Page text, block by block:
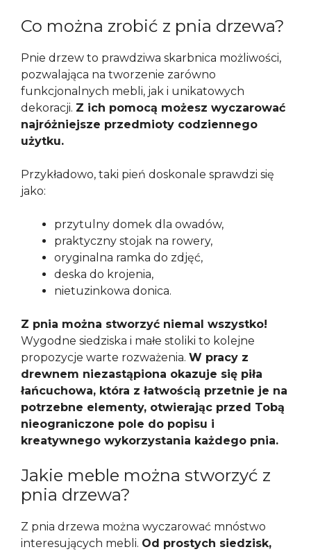
Co można zrobić z pnia drzewa?
Pnie drzew to prawdziwa skarbnica możliwości,
pozwalająca na tworzenie zarówno
funkcjonalnych mebli, jak i unikatowych
dekoracji. Z ich pomocą możesz wyczarować
najróżniejsze przedmioty codziennego
użytku.
Przykładowo, taki pień doskonale sprawdzi się
jako:
przytulny domek dla owadów,
praktyczny stojak na rowery,
oryginalna ramka do zdjęć,
deska do krojenia,
nietuzinkowa donica.
Z pnia można stworzyć niemal wszystko!
Wygodne siedziska i małe stoliki to kolejne
propozycje warte rozważenia. W pracy z
drewnem niezastąpiona okazuje się piła
łańcuchowa, która z łatwością przetnie je na
potrzebne elementy, otwierając przed Tobą
nieograniczone pole do popisu i
kreatywnego wykorzystania każdego pnia.
Jakie meble można stworzyć z
pnia drzewa?
Z pnia drzewa można wyczarować mnóstwo
interesujących mebli. Od prostych siedzisk,